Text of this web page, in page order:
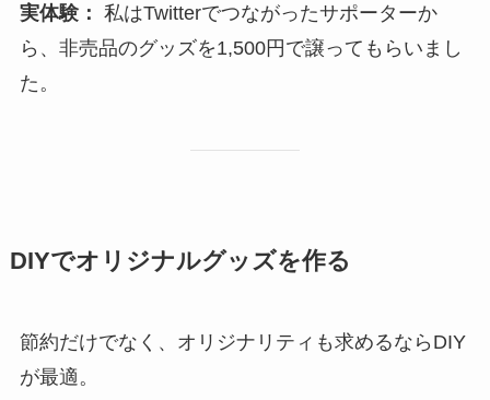
実体験： 私はTwitterでつながったサポーターか
ら、非売品のグッズを1,500円で譲ってもらいまし
た。
DIYでオリジナルグッズを作る
節約だけでなく、オリジナリティも求めるならDIY
が最適。